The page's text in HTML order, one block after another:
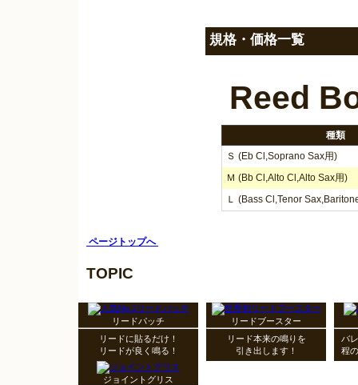
規格・価格一覧
Reed
種類
Ｓ (Eb Cl,Soprano Sax用)
Ｍ (Bb Cl,Alto Cl,Alto Sax用)
Ｌ (Bass Cl,Tenor
ページトップへ
TOPIC
リードパッチ
リードに貼るだけ！
リードが良く鳴る！
リードブースター
リード本来の鳴りを
引き出します！
バ
程
ジョイントグリス